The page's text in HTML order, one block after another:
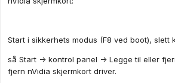
Start i sikkerhets modus (F8 ved boot), slett
så Start -> kontrol panel -> Legge til eller
fjern nVidia skjermkort driver.